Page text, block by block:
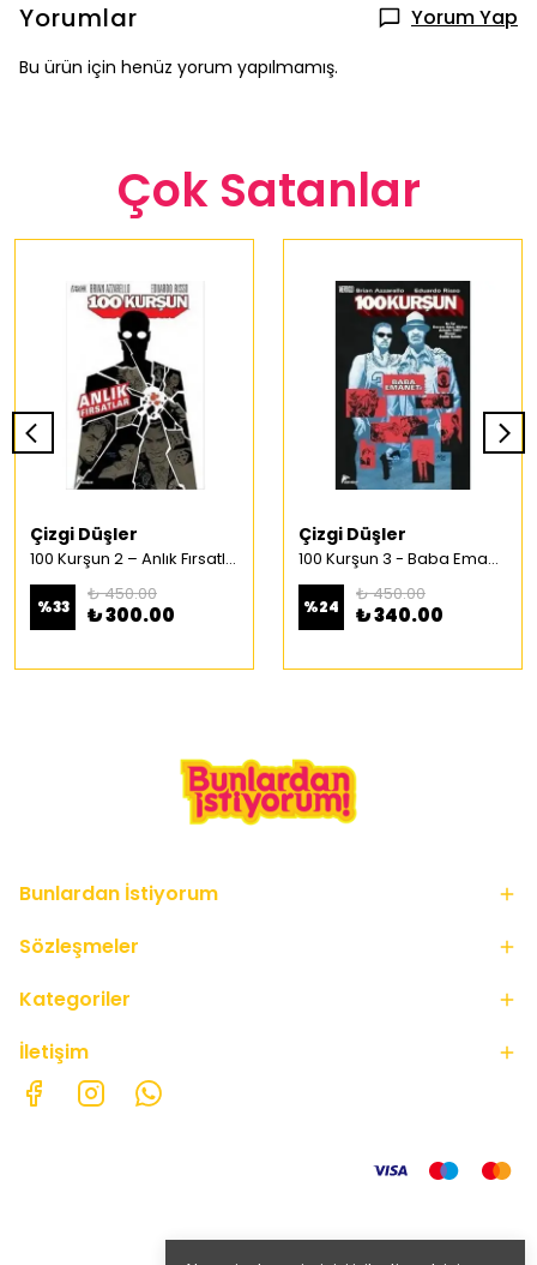
Yorumlar Yorum Yap
Bu ürün için henüz yorum yapılmamış.
Çok Satanlar
Çizgi Düşler
100 Kurşun 2 – Anlık Fırsatlar Türkçe Çizgi Roman
%33
₺ 450.00
₺ 300.00
Çizgi Düşler
100 Kurşun 3 - Baba Emaneti Türkçe Çizgi Roman
%24
₺ 450.00
₺ 340.00
Bunlardan İstiyorum
Sözleşmeler
Kategoriler
İletişim